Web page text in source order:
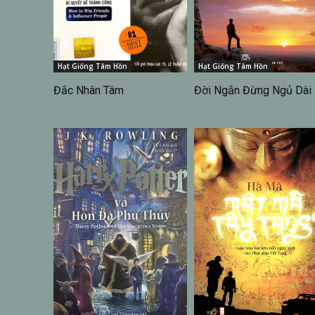
Hạt Giống Tâm Hồn
Đắc Nhân Tâm
Hạt Giống Tâm Hồn
Đời Ngắn Đừng Ngủ Dài